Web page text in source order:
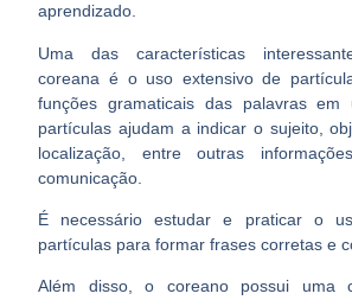
aprendizado
Uma das características
coreana é o uso extensivo de
funções gramaticais das palavras em
partículas ajudam a indicar o sujeito,
localização, entre outras
comunicação.
É necessário estudar e praticar o
partículas para formar frases corretas e
Além disso, o coreano possui uma